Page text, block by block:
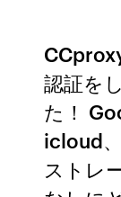
認証を
た！
icloud
ストレ